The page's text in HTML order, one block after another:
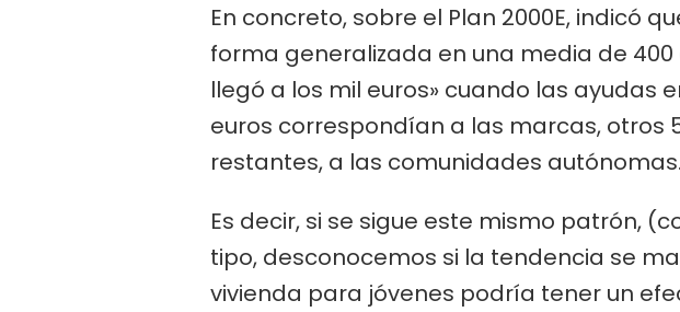
En concreto, sobre el Plan 2000E, indicó
forma generalizada en una media de
llegó a los mil euros» cuando las ayudas
euros correspondían a las marcas, otros
restantes, a las comunidades autónomas.
Es decir, si se sigue este mismo patrón,
tipo, desconocemos si la tendencia se
vivienda para jóvenes podría tener un